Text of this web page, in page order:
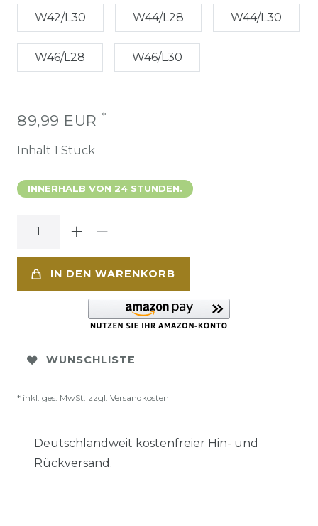
W42/L30 W44/L28 W44/L30
W46/L28 W46/L30
89,99 EUR *
Inhalt 1 Stück
INNERHALB VON 24 STUNDEN.
IN DEN WARENKORB
WUNSCHLISTE
* inkl. ges. MwSt. zzgl. Versandkosten
Deutschlandweit kostenfreier Hin- und
Rückversand.